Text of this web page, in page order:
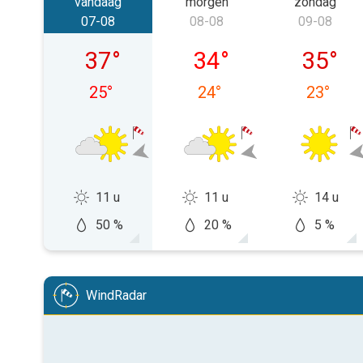
vrijdag 07-08
07-08
37°
25°
11 u
50 %
zaterdag 08-08
08-08
34°
24°
11 u
20 %
zondag
09-08
35°
23°
14 u
5 %
WindRadar